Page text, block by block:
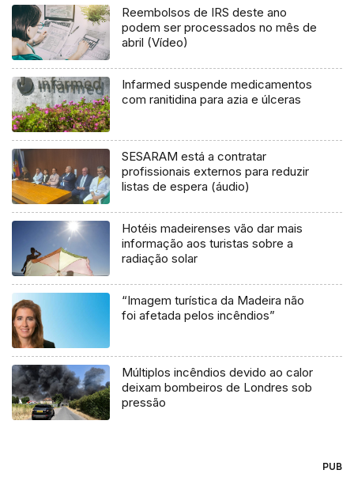
Reembolsos de IRS deste ano
podem ser processados no mês de
abril (Vídeo)
Infarmed suspende medicamentos
com ranitidina para azia e úlceras
SESARAM está a contratar
profissionais externos para reduzir
listas de espera (áudio)
Hotéis madeirenses vão dar mais
informação aos turistas sobre a
radiação solar
“Imagem turística da Madeira não
foi afetada pelos incêndios”
Múltiplos incêndios devido ao calor
deixam bombeiros de Londres sob
pressão
PUB